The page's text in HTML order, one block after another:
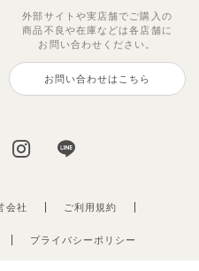
外部サイトや実店舗でご購入の
商品不良や在庫などは各店舗に
お問い合わせください。
お問い合わせはこちら
会社
プライバシーポリシー
ご利用規約